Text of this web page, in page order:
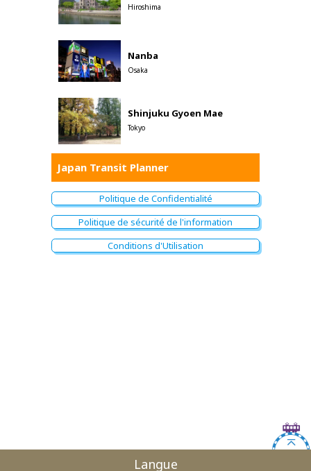
Hiroshima
Nanba
Osaka
Shinjuku Gyoen Mae
Tokyo
Japan Transit Planner
Politique de Confidentialité
Politique de sécurité de l'information
Conditions d'Utilisation
Langue